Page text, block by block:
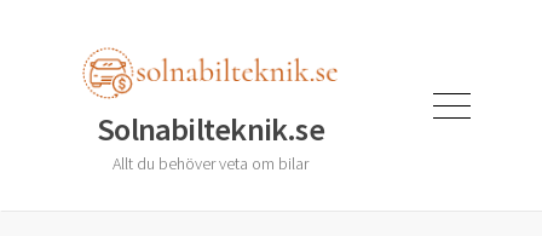
Solnabilteknik.se
Allt du behöver veta om bilar
Menu